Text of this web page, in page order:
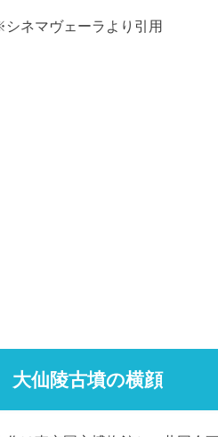
ネマヴェーラより引用
大仙陵古墳の横顔